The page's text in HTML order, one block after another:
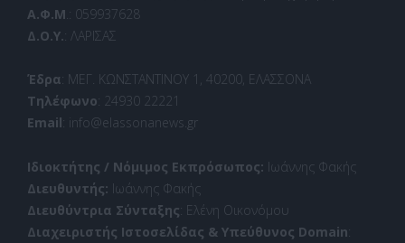
Α.Φ.Μ .: 059937628
Δ.Ο.Υ.: ΛΑΡΙΣΑΣ
Έδρα: ΜΕΓ. ΚΩΝΣΤΑΝΤΙΝΟΥ 1, 40200, ΕΛΑΣΣΟΝΑ
Τηλέφωνο: 24930 22221
Email: info@elassonanews.gr
Ιδιοκτήτης / Νόμιμος Εκπρόσωπος: Ιωάννης Φακής
Διευθυντής: Ιωάννης Φακής
Διευθύντρια Σύνταξης: Ελένη Οικονόμου
Διαχειριστής Ιστοσελίδας & Υπεύθυνος Domain: